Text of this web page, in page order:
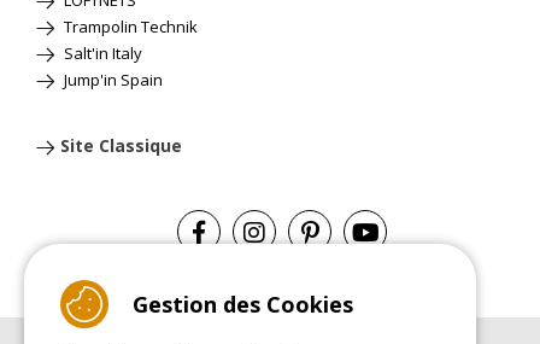
Trampolin Technik
Salt'in Italy
Jump'in Spain
Site Classique
Gestion des Cookies